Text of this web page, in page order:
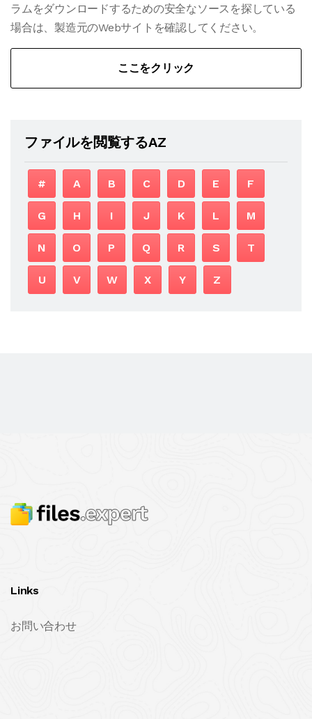
ラムをダウンロードするための安全なソースを探している
場合は、製造元のWebサイトを確認してください。
ここをクリック
ファイルを閲覧するAZ
# A B C D E F
G H I J K L M
N O P Q R S T
U V W X Y Z
Links
お問い合わせ